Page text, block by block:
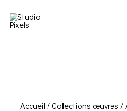
Accueil /Collections œuvres /